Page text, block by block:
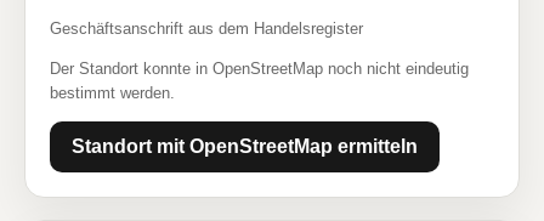
Geschäftsanschrift aus dem Handelsregister
Der Standort konnte in OpenStreetMap noch nicht eindeutig
bestimmt werden.
Standort mit OpenStreetMap ermitteln